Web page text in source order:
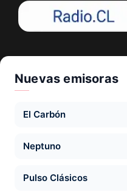
Nuevas emisoras
El Carbón
Neptuno
Pulso Clásicos